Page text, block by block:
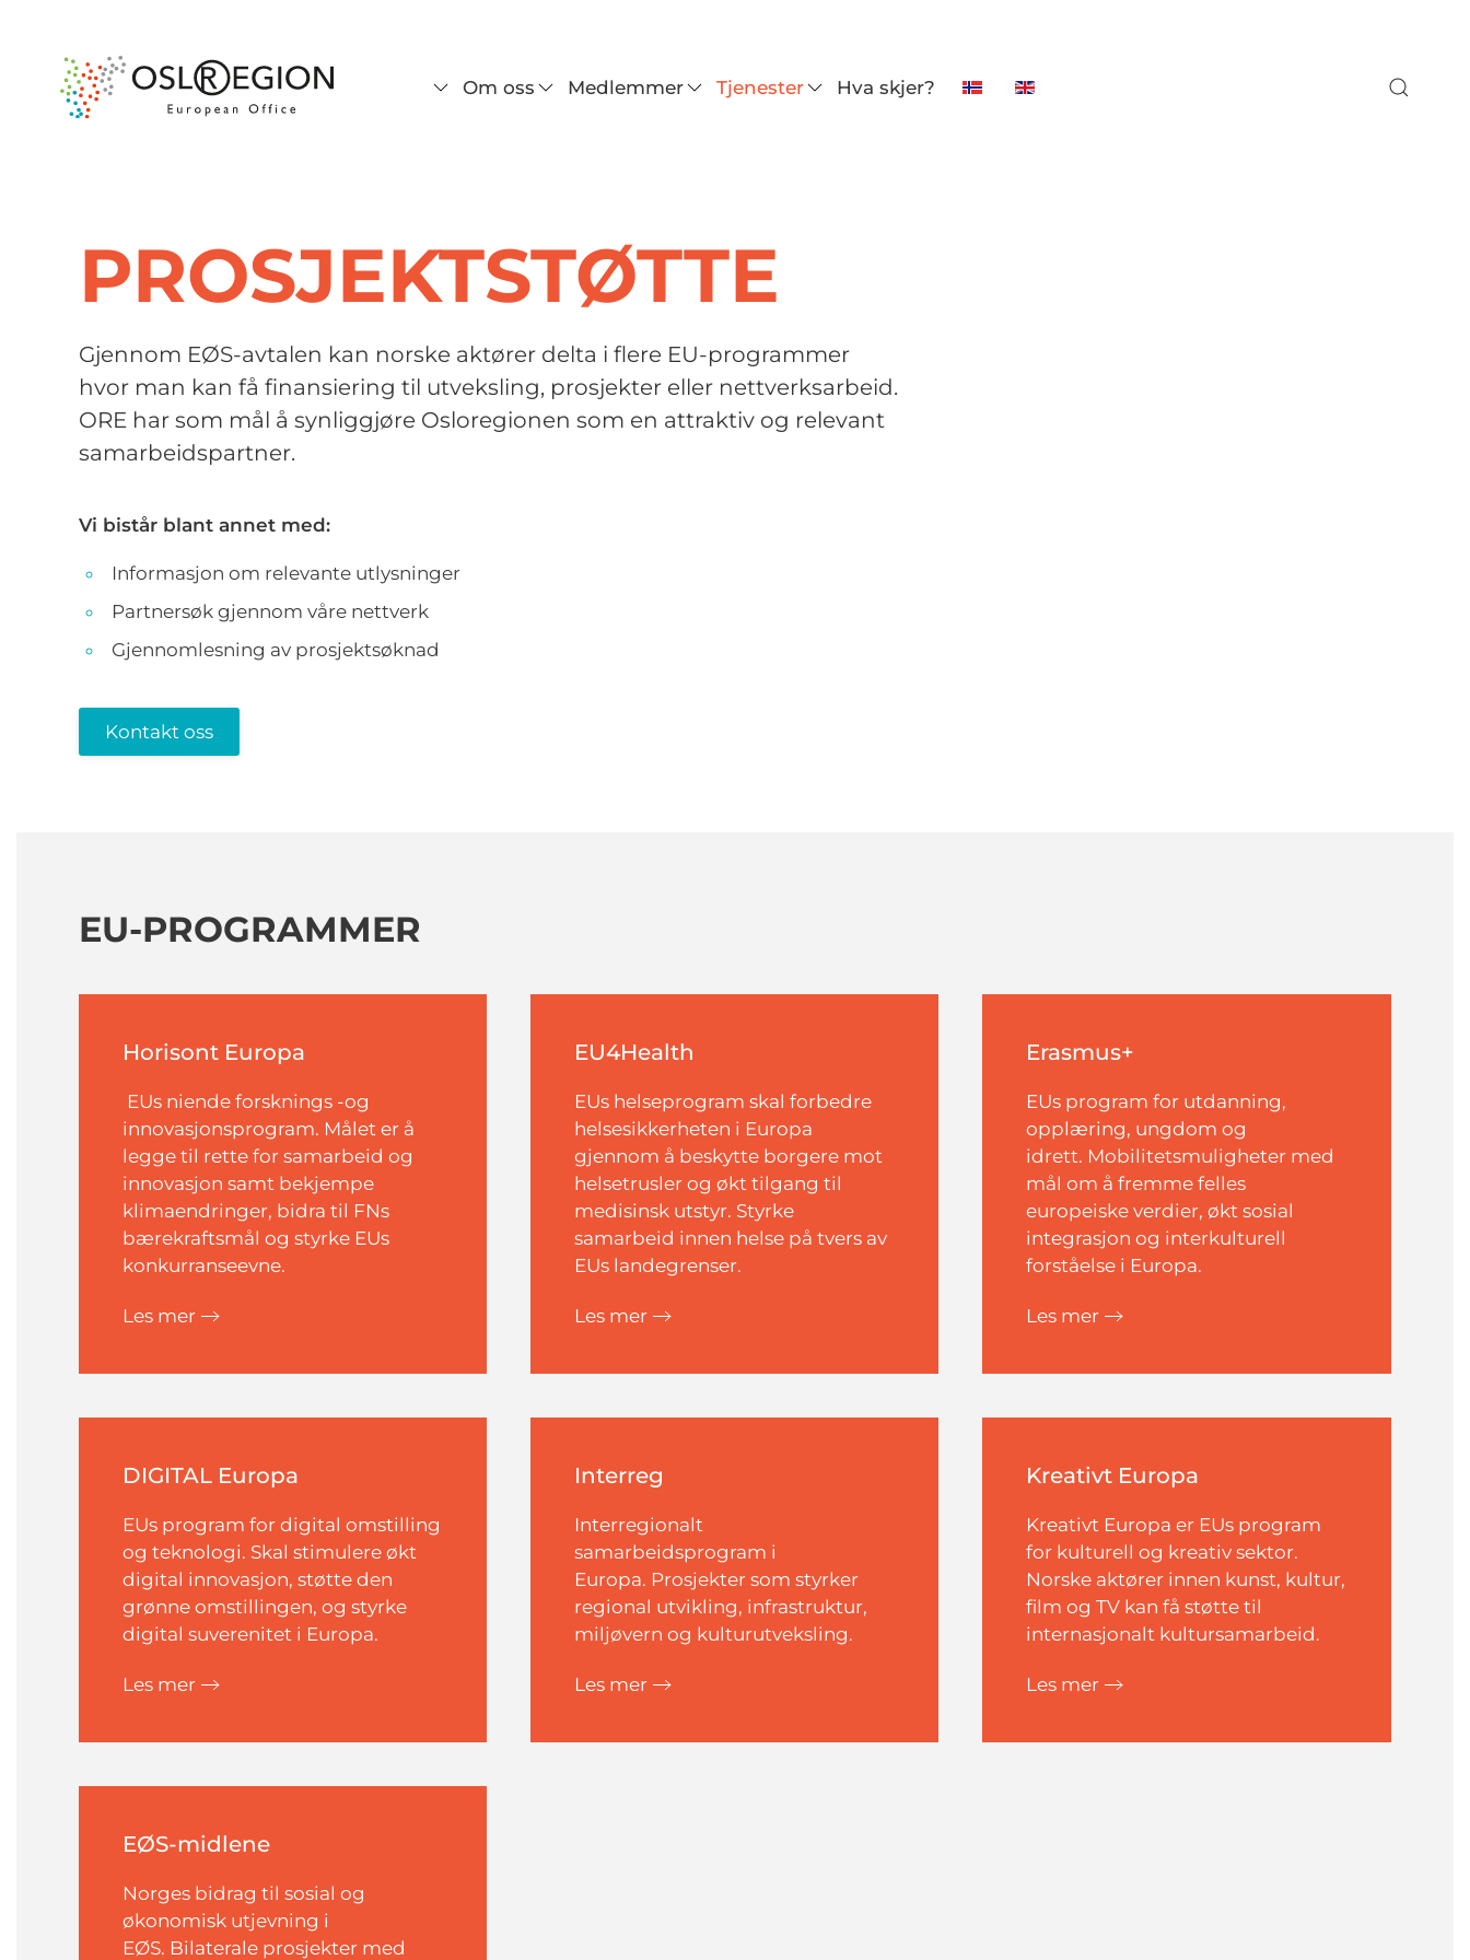
Om oss Medlemmer Tjenester Hva skjer?
PROSJEKTSTØTTE
Gjennom EØS-avtalen kan norske aktører delta i flere EU-programmer
hvor man kan få finansiering til utveksling, prosjekter eller nettverksarbeid.
ORE har som mål å synliggjøre Osloregionen som en attraktiv og relevant
samarbeidspartner.
Vi bistår blant annet med:
Informasjon om relevante utlysninger
Partnersøk gjennom våre nettverk
Gjennomlesning av prosjektsøknad
Kontakt oss
EU-PROGRAMMER
Horisont Europa
EUs niende forsknings -og
innovasjonsprogram. Målet er å
legge til rette for samarbeid og
innovasjon samt bekjempe
klimaendringer, bidra til FNs
bærekraftsmål og styrke EUs
konkurranseevne.
Les mer
EU4Health
EUs helseprogram skal forbedre
helsesikkerheten i Europa
gjennom å beskytte borgere mot
helsetrusler og økt tilgang til
medisinsk utstyr. Styrke
samarbeid innen helse på tvers av
EUs landegrenser.
Les mer
Erasmus+
EUs program for utdanning,
opplæring, ungdom og
idrett. Mobilitetsmuligheter med
mål om å fremme felles
europeiske verdier, økt sosial
integrasjon og interkulturell
forståelse i Europa.
Les mer
DIGITAL Europa
EUs program for digital omstilling
og teknologi. Skal stimulere økt
digital innovasjon, støtte den
grønne omstillingen, og styrke
digital suverenitet i Europa.
Les mer
Interreg
Interregionalt
samarbeidsprogram i
Europa. Prosjekter som styrker
regional utvikling, infrastruktur,
miljøvern og kulturutveksling.
Les mer
Kreativt Europa
Kreativt Europa er EUs program
for kulturell og kreativ sektor.
Norske aktører innen kunst, kultur,
film og TV kan få støtte til
internasjonalt kultursamarbeid.
Les mer
EØS-midlene
Norges bidrag til sosial og
økonomisk utjevning i
EØS. Bilaterale prosjekter med